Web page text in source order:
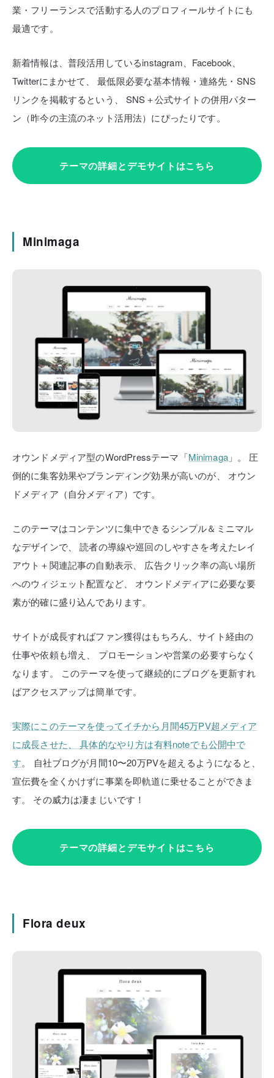
業・フリーランスで活動する人のプロフィールサイトにも
最適です。
新着情報は、普段活用しているinstagram、Facebook、
Twitterにまかせて、
最低限必要な基本情報・連絡先・SNS
リンクを掲載するという、
SNS＋公式サイトの併用パター
ン（昨今の主流のネット活用法）にぴったりです。
テーマの詳細とデモサイトはこちら
Minimaga
オウンドメディア型のWordPressテーマ「Minimaga」。
圧
倒的に集客効果やブランディング効果が高いのが、
オウン
ドメディア（自分メディア）です。
このテーマはコンテンツに集中できるシンプル＆ミニマル
なデザインで、
読者の導線や巡回のしやすさを考えたレイ
アウト＋関連記事の自動表示、
広告クリック率の高い場所
へのウィジェット配置など、
オウンドメディアに必要な要
素が的確に盛り込んであります。
サイトが成長すればファン獲得はもちろん、サイト経由の
仕事や依頼も増え、
プロモーションや営業の必要すらなく
なります。
このテーマを使って継続的にブログを更新すれ
ばアクセスアップは簡単です。
実際にこのテーマを使ってイチから月間45万PV超メディア
に成長させた、
具体的なやり方は有料noteでも公開中で
す。
自社ブログが月間10〜20万PVを超えるようになると、
宣伝費を全くかけずに事業を即軌道に乗せることができま
す。
その威力は凄まじいです！
テーマの詳細とデモサイトはこちら
Flora deux